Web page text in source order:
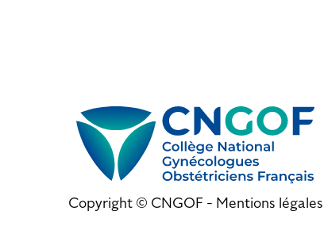
Copyright © CNGOF - Mentions légales